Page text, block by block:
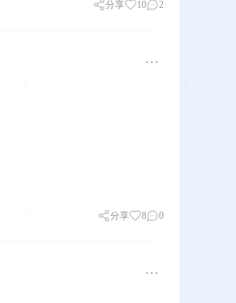
分享 10 2
分享 8 0